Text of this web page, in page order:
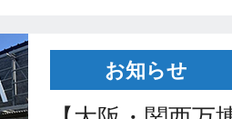
お知らせ